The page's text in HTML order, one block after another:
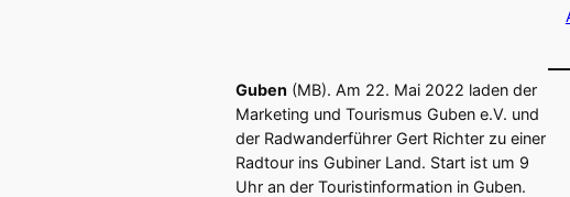
Guben (MB). Am 22. Mai 2022 laden der
Marketing und Tourismus Guben e.V. und
der Radwanderführer Gert Richter zu einer
Radtour ins Gubiner Land. Start ist um 9
Uhr an der Touristinformation in Guben.